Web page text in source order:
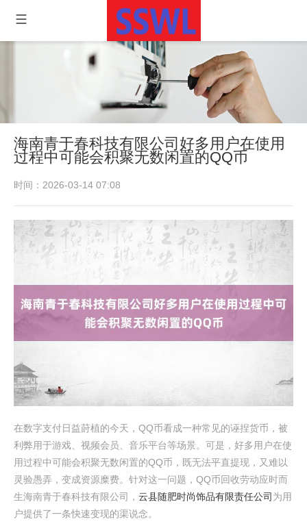
海南青于春科技有限公司好多用户在使用
过程中可能会积聚无数闲置的QQ币
时间：2026-03-14 07:08
在数字支付日益莳植的今天，QQ币看成一种常见的诬捏货币，被
利弊用于游戏、视频会员、音乐平台等场景。可是，好多用户在使
用过程中可能会积聚无数闲置的QQ币，既无法平直提现，又难以
灵验愚弄，变成资源糜费。针对这一问题，QQ币回收劳动应时而
生海南青于春科技有限公司， 云县随肥时尚饰品有限责任公司 为用
户提供了一条快速变现的渠说念。